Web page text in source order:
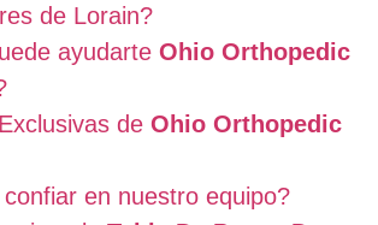
de Lorain?
ayudarte Ohio Orthopedic
de Ohio Orthopedic
en nuestro equipo?